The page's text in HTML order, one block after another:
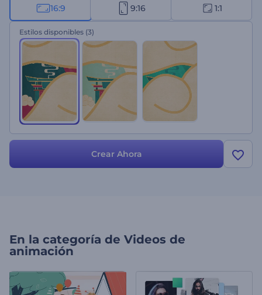
propósitos. Puede ser ideal para invitaciones a cenas festivas,
aperturas de presentaciones, videos con saludos y una variedad de
otros usos. ¡Pruébalo ahora!
16:9 9:16 1:1
Estilos disponibles (3)
Crear Ahora
En la categoría de Videos de
animación